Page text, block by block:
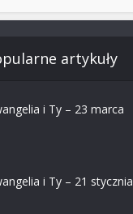
artykuły
i Ty – 23 marca
i Ty – 21 stycznia